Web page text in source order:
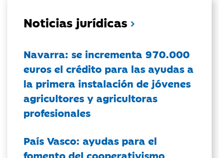
Noticias jurídicas
Navarra: se incrementa 970.000
euros el crédito para las ayudas a
la primera instalación de jóvenes
agricultores y agricultoras
profesionales
País Vasco: ayudas para el
fomento del cooperativismo